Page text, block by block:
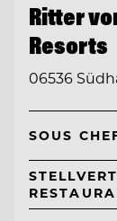
Ritter
Resorts
06536
SOUS